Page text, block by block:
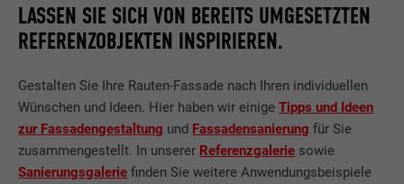
LASSEN SIE SICH VON BEREITS UMGESETZTEN
REFERENZOBJEKTEN INSPIRIEREN.
Gestalten Sie Ihre Rauten-Fassade nach Ihren individuellen
Wünschen und Ideen. Hier haben wir einigeTipps und Ideen
zur Fassadengestaltung und Fassadensanierung für Sie
zusammengestellt. In unserer Referenzgalerie sowie
Sanierungsgalerie finden Sie weitere Anwendungsbeispiele